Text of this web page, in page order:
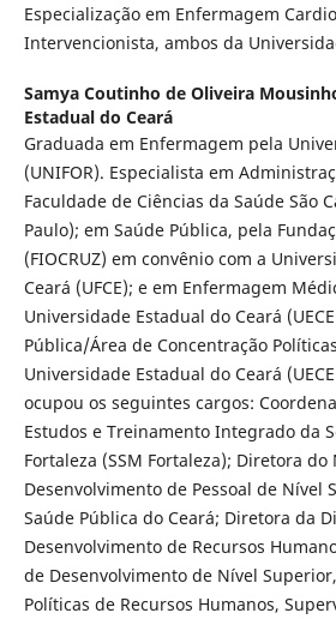
Especialização em Enfermagem
Intervencionista, ambos da
Samya Coutinho de Oliveira
Estadual do Ceará
Graduada em Enfermagem pela
(UNIFOR). Especialista em
Faculdade de Ciências da Saúde São
Paulo); em Saúde Pública, pela
(FIOCRUZ) em convênio com a
Ceará (UFCE); e em Enfermagem
Universidade Estadual do Ceará
Pública/Área de Concentração
Universidade Estadual do Ceará
ocupou os seguintes cargos:
Estudos e Treinamento Integrado da
Fortaleza (SSM Fortaleza); Diretora do
Desenvolvimento de Pessoal de Nível
Saúde Pública do Ceará; Diretora da
Desenvolvimento de Recursos
de Desenvolvimento de Nível
Políticas de Recursos Humanos,